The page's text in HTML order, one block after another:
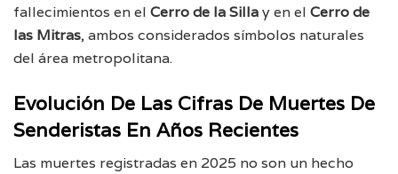
fallecimientos en el Cerro de la Sillay en el Cerro de
las Mitras, ambos considerados símbolos naturales
del área metropolitana.
Evolución De Las Cifras De Muertes De
Senderistas En Años Recientes
Las muertes registradas en 2025 no son un hecho